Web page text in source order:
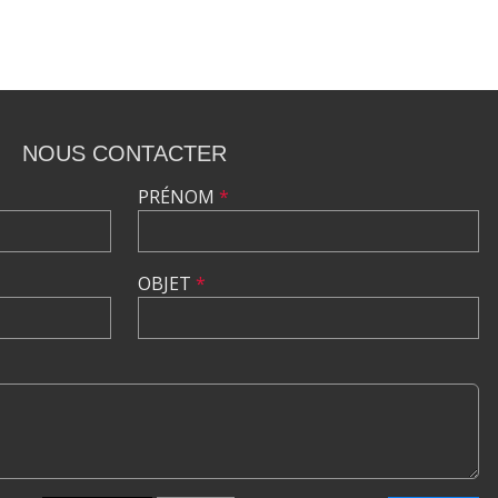
NOUS CONTACTER
PRÉNOM *
OBJET *